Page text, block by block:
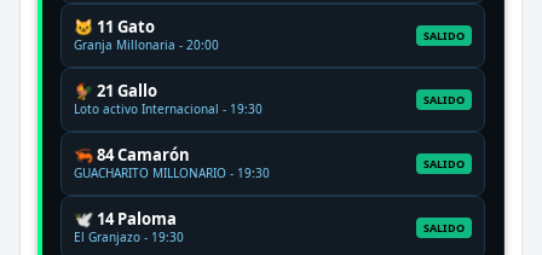
🐱 11 Gato
Granja Millonaria - 20:00
SALIDO
🐓 21 Gallo
Loto activo Internacional - 19:30
SALIDO
🦐 84 Camarón
GUACHARITO MILLONARIO - 19:30
SALIDO
🕊️ 14 Paloma
El Granjazo - 19:30
SALIDO